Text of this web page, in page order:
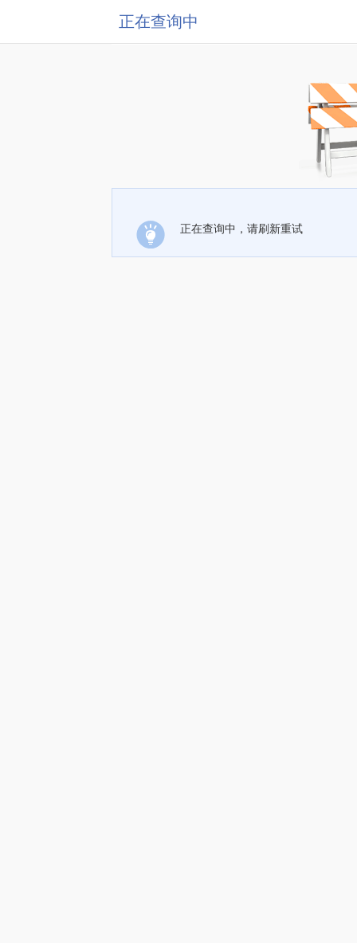
正在查询中
正在查询中，请刷新重试